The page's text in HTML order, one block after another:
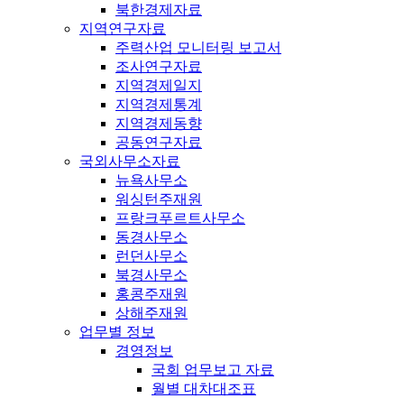
북한경제자료
지역연구자료
주력산업 모니터링 보고서
조사연구자료
지역경제일지
지역경제통계
지역경제동향
공동연구자료
국외사무소자료
뉴욕사무소
워싱턴주재원
프랑크푸르트사무소
동경사무소
런던사무소
북경사무소
홍콩주재원
상해주재원
업무별 정보
경영정보
국회 업무보고 자료
월별 대차대조표